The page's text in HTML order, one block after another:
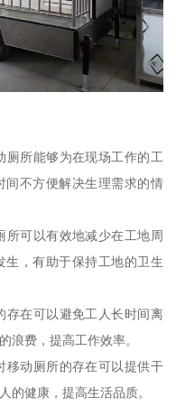
厕所能够为在现场工作的工
间不方便解决生理需求的情
所可以有效地减少在工地周
生，有助于保持工地的卫生
存在可以避免工人长时间离
浪费，提高工作效率。
移动厕所的存在可以提供干
的健康，提高生活品质。